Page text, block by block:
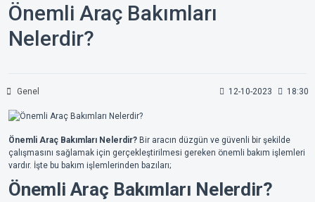
Önemli Araç Bakımları
Nelerdir?
Genel 12-10-2023 18:30
Önemli Araç Bakımları Nelerdir? Bir aracın düzgün ve güvenli bir şekilde
çalışmasını sağlamak için gerçekleştirilmesi gereken önemli bakım işlemleri
vardır. İşte bu bakım işlemlerinden bazıları;
Önemli Araç Bakımları Nelerdir?